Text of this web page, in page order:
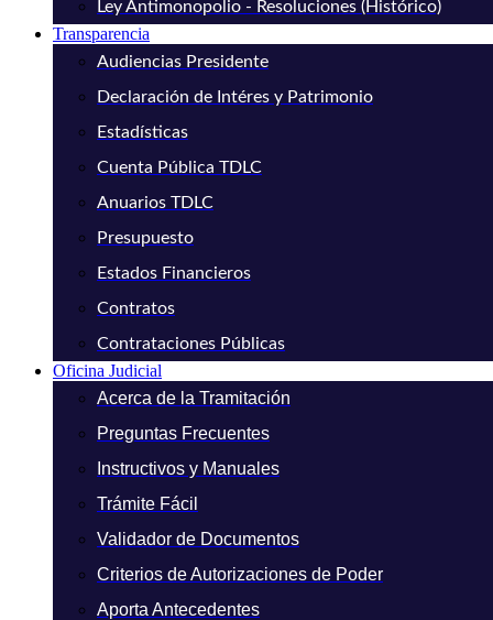
Ley Antimonopolio - Resoluciones (Histórico)
Transparencia
Audiencias Presidente
Declaración de Intéres y Patrimonio
Estadísticas
Cuenta Pública TDLC
Anuarios TDLC
Presupuesto
Estados Financieros
Contratos
Contrataciones Públicas
Oficina Judicial
Acerca de la Tramitación
Preguntas Frecuentes
Instructivos y Manuales
Trámite Fácil
Validador de Documentos
Criterios de Autorizaciones de Poder
Aporta Antecedentes